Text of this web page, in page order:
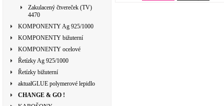
Zakulacený čtvereček (TV)
4470
KOMPONENTY Ag 925/1000
KOMPONENTY bižuterní
KOMPONENTY ocelové
Řetízky Ag 925/1000
Řetízky bižuterní
aktualGLUE polymerové lepidlo
CHANGE & GO !